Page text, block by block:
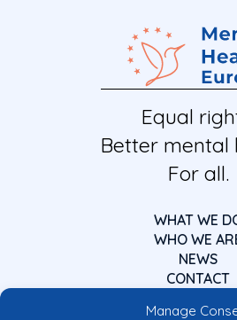
Manage
Equal
Better mental
For all.
WHAT WE
WHO WE
NEWS
CONTACT